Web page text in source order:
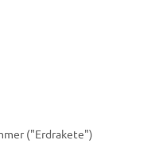
("Erdrakete")